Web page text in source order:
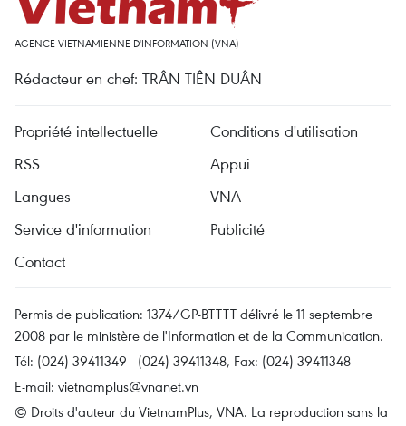
AGENCE VIETNAMIENNE D'INFORMATION (VNA)
Rédacteur en chef: TRÂN TIÊN DUÂN
Propriété intellectuelle
Conditions d'utilisation
RSS
Appui
Langues
VNA
Service d'information
Publicité
Contact
Permis de publication: 1374/GP-BTTTT délivré le 11 septembre
2008 par le ministère de l'Information et de la Communication.
Tél: (024) 39411349 - (024) 39411348, Fax: (024) 39411348
E-mail: vietnamplus@vnanet.vn
© Droits d'auteur du VietnamPlus, VNA. La reproduction sans la